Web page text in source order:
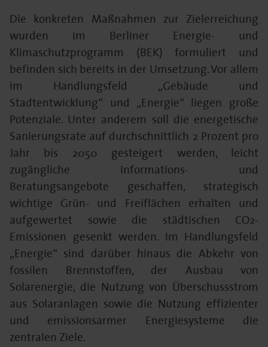
Die konkreten Maßnahmen zur Zielerreichung
wurden im Berliner Energie- und
Klimaschutzprogramm (BEK) formuliert und
befinden sich bereits in der Umsetzung. Vor allem
im Handlungsfeld „Gebäude und
Stadtentwicklung“ und „Energie“ liegen große
Potenziale. Unter anderem soll die energetische
Sanierungsrate auf durchschnittlich 2 Prozent pro
Jahr bis 2050 gesteigert werden, leicht
zugängliche Informations- und
Beratungsangebote geschaffen, strategisch
wichtige Grün- und Freiflächen erhalten und
aufgewertet sowie die städtischen CO2-
Emissionen gesenkt werden. Im Handlungsfeld
„Energie“ sind darüber hinaus die Abkehr von
fossilen Brennstoffen, der Ausbau von
Solarenergie, die Nutzung von Überschussstrom
aus Solaranlagen sowie die Nutzung effizienter
und emissionsarmer Energiesysteme die
zentralen Ziele.